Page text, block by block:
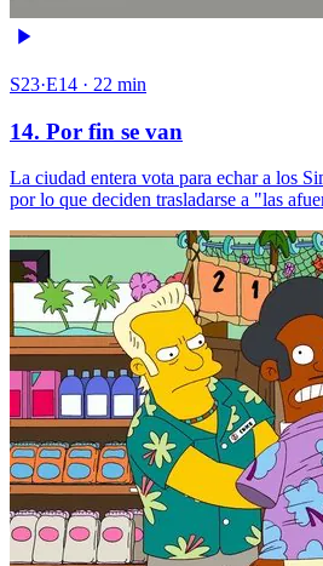
S23·E14 · 22 min
14. Por fin se van
La ciudad entera vota para echar a los
por lo que deciden trasladarse a "las